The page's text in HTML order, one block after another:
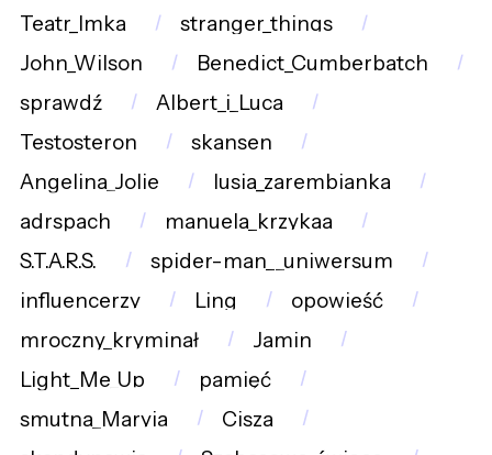
Teatr_Imka
stranger_things
John_Wilson
Benedict_Cumberbatch
sprawdź
Albert_i_Luca
Testosteron
skansen
Angelina_Jolie
lusia_zarembianka
adrspach
manuela_krzykaa
S.T.A.R.S.
spider-man__uniwersum
influencerzy
Ling
opowieść
mroczny_kryminał
Jamin
Light_Me_Up
pamięć
smutna_Maryja
Cisza